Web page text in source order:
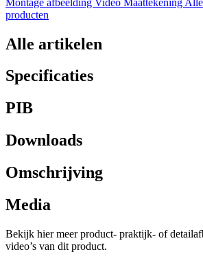
producten
Alle artikelen
Specificaties
PIB
Downloads
Omschrijving
Media
Bekijk hier meer product- praktijk- of
video’s van dit product.